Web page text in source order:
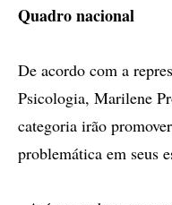
Quadro nacional
De acordo com a
Psicologia, Marilene
categoria irão
problemática em seus